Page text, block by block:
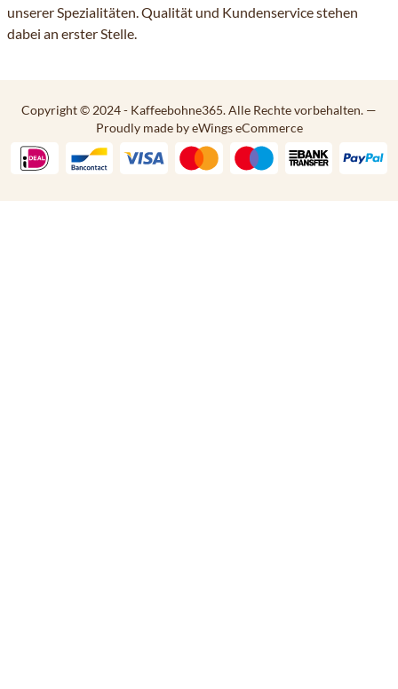
unserer Spezialitäten. Qualität und Kundenservice stehen
dabei an erster Stelle.
Copyright © 2024 - Kaffeebohne365. Alle Rechte vorbehalten. —
Proudly made by eWings eCommerce